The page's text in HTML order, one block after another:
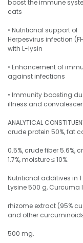
boost the immune
cats
• Nutritional support of
Herpesvirus infection
with L-lysin
• Enhancement of
against infections
• Immunity boosting
illness and
ANALYTICAL
crude protein 50%, fat
0.5%, crude fiber 5.6%,
1.7%, moisture ≤ 10%.
Nutritional additives in 1
Lysine 500 g, Curcuma
rhizome extract (95%
and other
500 mg.